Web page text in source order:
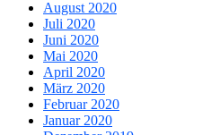
August 2020
Juli 2020
Juni 2020
Mai 2020
April 2020
März 2020
Februar 2020
Januar 2020